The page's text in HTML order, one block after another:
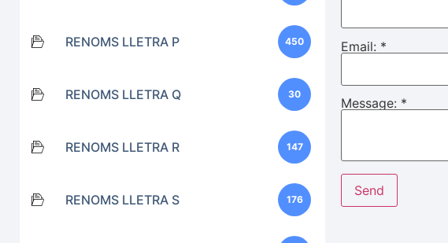
RENOMS LLETRA P 450
RENOMS LLETRA Q 30
RENOMS LLETRA R 147
RENOMS LLETRA S 176
Email: *
Message: *